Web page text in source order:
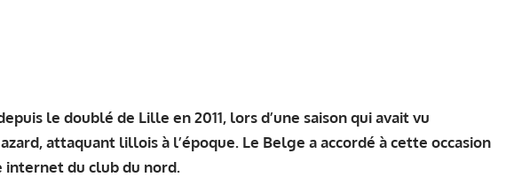
le doublé de Lille en 2011, lors d’une saison qui avait vu
attaquant lillois à l’époque. Le Belge a accordé à cette occasion
internetdu club du nord.